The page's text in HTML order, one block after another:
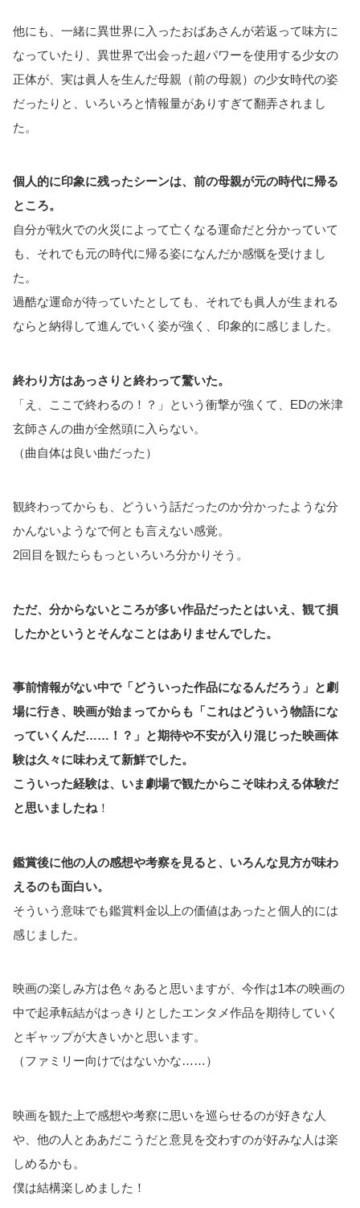
他にも、一緒に異世界に入ったおばあさんが若返って味方に
なっていたり、異世界で出会った超パワーを使用する少女の
正体が、実は眞人を生んだ母親（前の母親）の少女時代の姿
だったりと、いろいろと情報量がありすぎて翻弄されまし
た。
個人的に印象に残ったシーンは、前の母親が元の時代に帰る
ところ。
自分が戦火での火災によって亡くなる運命だと分かっていて
も、それでも元の時代に帰る姿になんだか感慨を受けまし
た。
過酷な運命が待っていたとしても、それでも眞人が生まれる
ならと納得して進んでいく姿が強く、印象的に感じました。
終わり方はあっさりと終わって驚いた。
「え、ここで終わるの！？」という衝撃が強くて、EDの米津
玄師さんの曲が全然頭に入らない。
（曲自体は良い曲だった）
観終わってからも、どういう話だったのか分かったような分
かんないようなで何とも言えない感覚。
2回目を観たらもっといろいろ分かりそう。
ただ、分からないところが多い作品だったとはいえ、観て損
したかというとそんなことはありませんでした。
事前情報がない中で「どういった作品になるんだろう」と劇
場に行き、映画が始まってからも「これはどういう物語にな
っていくんだ……！？」と期待や不安が入り混じった映画体
験は久々に味わえて新鮮でした。
こういった経験は、いま劇場で観たからこそ味わえる体験だ
と思いましたね！
鑑賞後に他の人の感想や考察を見ると、いろんな見方が味わ
えるのも面白い。
そういう意味でも鑑賞料金以上の価値はあったと個人的には
感じました。
映画の楽しみ方は色々あると思いますが、今作は1本の映画の
中で起承転結がはっきりとしたエンタメ作品を期待していく
とギャップが大きいかと思います。
（ファミリー向けではないかな……）
映画を観た上で感想や考察に思いを巡らせるのが好きな人
や、他の人とああだこうだと意見を交わすのが好みな人は楽
しめるかも。
僕は結構楽しめました！